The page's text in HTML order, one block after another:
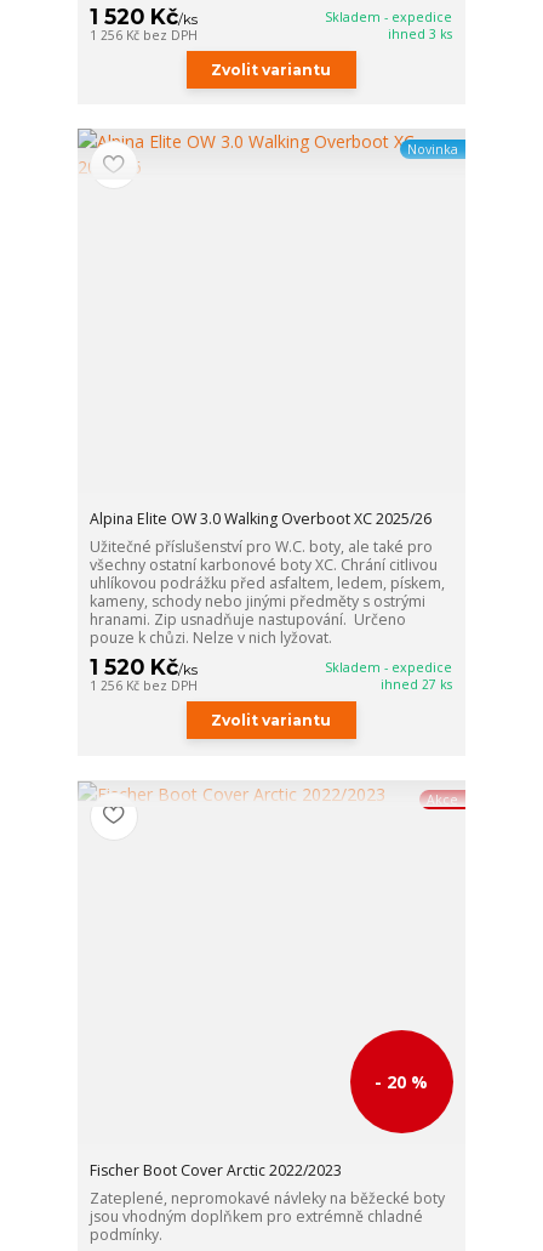
1 520 Kč/ks
1 256 Kč bez DPH
Skladem - expedice
ihned 3 ks
Zvolit variantu
Novinka
Alpina Elite OW 3.0 Walking Overboot XC 2025/26
Užitečné příslušenství pro W.C. boty, ale také pro
všechny ostatní karbonové boty XC. Chrání citlivou
uhlíkovou podrážku před asfaltem, ledem, pískem,
kameny, schody nebo jinými předměty s ostrými
hranami. Zip usnadňuje nastupování. Určeno
pouze k chůzi. Nelze v nich lyžovat.
1 520 Kč/ks
1 256 Kč bez DPH
Skladem - expedice
ihned 27 ks
Zvolit variantu
Akce
- 20 %
Fischer Boot Cover Arctic 2022/2023
Zateplené, nepromokavé návleky na běžecké boty
jsou vhodným doplňkem pro extrémně chladné
podmínky.